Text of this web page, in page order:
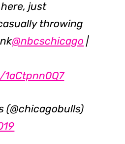
just
throwing
@nbcschicago |
(@chicagobulls)